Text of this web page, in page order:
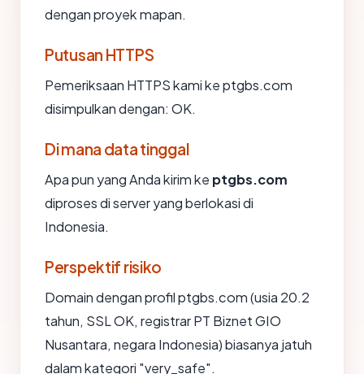
dengan proyek mapan.
Putusan HTTPS
Pemeriksaan HTTPS kami ke ptgbs.com
disimpulkan dengan: OK.
Di mana data tinggal
Apa pun yang Anda kirim ke ptgbs.com
diproses di server yang berlokasi di
Indonesia.
Perspektif risiko
Domain dengan profil ptgbs.com (usia 20.2
tahun, SSL OK, registrar PT Biznet GIO
Nusantara, negara Indonesia) biasanya jatuh
dalam kategori "very_safe".